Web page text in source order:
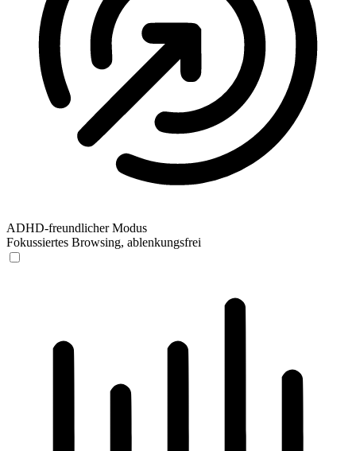
ADHD-freundlicher Modus
Fokussiertes Browsing, ablenkungsfrei